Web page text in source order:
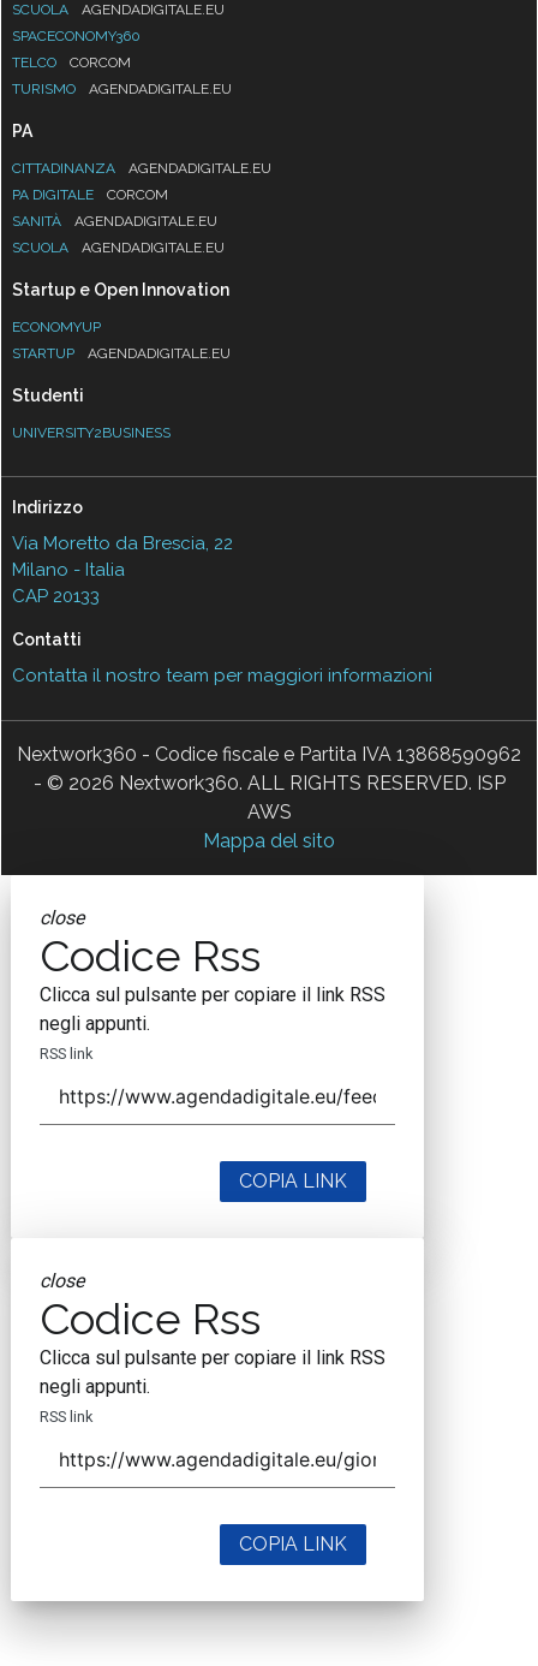
SCUOLA
AGENDADIGITALE.EU
SPACECONOMY360
TELCO
CORCOM
TURISMO
AGENDADIGITALE.EU
PA
CITTADINANZA
AGENDADIGITALE.EU
PA DIGITALE
CORCOM
SANITÀ
AGENDADIGITALE.EU
SCUOLA
AGENDADIGITALE.EU
Startup e Open Innovation
ECONOMYUP
STARTUP
AGENDADIGITALE.EU
Studenti
UNIVERSITY2BUSINESS
Indirizzo
Via Moretto da Brescia, 22
Milano - Italia
CAP 20133
Contatti
Contatta il nostro team per maggiori informazioni
Nextwork360 - Codice fiscale e Partita IVA 13868590962
- © 2026 Nextwork360. ALL RIGHTS RESERVED. ISP
AWS
Mappa del sito
close
Codice Rss
Clicca sul pulsante per copiare il link RSS
negli appunti.
RSS link
COPIA LINK
close
Codice Rss
Clicca sul pulsante per copiare il link RSS
negli appunti.
RSS link
COPIA LINK